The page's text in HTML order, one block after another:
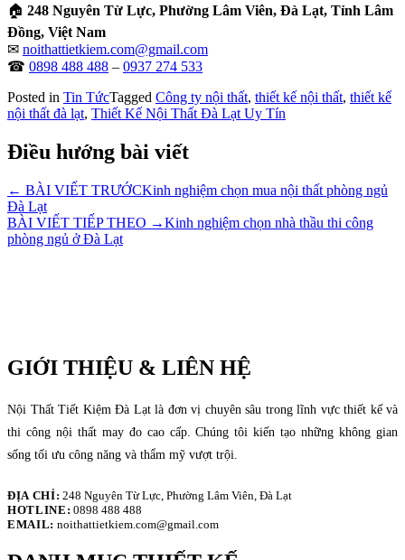
🏠 248 Nguyên Từ Lực, Phường Lâm Viên, Đà Lạt, Tỉnh Lâm
Đồng, Việt Nam
✉ noithattietkiem.com@gmail.com
☎ 0898 488 488 – 0937 274 533
Posted in Tin TứcTagged Công ty nội thất, thiết kế nội thất, thiết kế
nội thất đà lạt, Thiết Kế Nội Thất Đà Lạt Uy Tín
Điều hướng bài viết
← BÀI VIẾT TRƯỚCKinh nghiệm chọn mua nội thất phòng ngủ
Đà Lạt
BÀI VIẾT TIẾP THEO →Kinh nghiệm chọn nhà thầu thi công
phòng ngủ ở Đà Lạt
GIỚI THIỆU & LIÊN HỆ
Nội Thất Tiết Kiệm Đà Lạt là đơn vị chuyên sâu trong lĩnh vực thiết kế và
thi công nội thất may đo cao cấp. Chúng tôi kiến tạo những không gian
sống tối ưu công năng và thẩm mỹ vượt trội.
ĐỊA CHỈ: 248 Nguyên Từ Lực, Phường Lâm Viên, Đà Lạt
HOTLINE: 0898 488 488
EMAIL: noithattietkiem.com@gmail.com